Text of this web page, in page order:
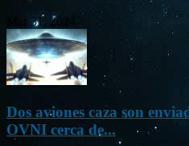
Mar 31, 2024
Dos aviones caza son
OVNI cerca de...